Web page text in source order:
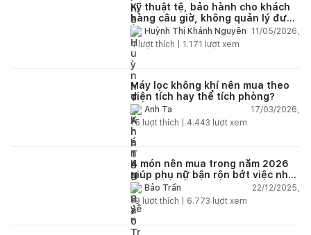
Kỹ thuật tệ, bảo hành cho khách
hàng câu giờ, không quản lý được
nhân viên xây dựng của mình,
điện nhẹ, điện nước, tường quá
kém. Luôn đổ lỗi cho nhân viên.
Bảo hành quá tệ, tôi phải đợi rất
lâu mới dc bảo hành, liên hệ để
được bảo hành thì bơ khách
Huỳnh Thị Khánh Nguyên
11/05/2026,
4lượt thích | 1.171 lượt xem
Máy lọc không khí nên mua theo
diện tích hay thể tích phòng?
Anh Ta
17/03/2026,
15 lượt thích | 4.443 lượt xem
4 món nên mua trong năm 2026
giúp phụ nữ bận rộn bớt việc nhà,
nhẹ đầu mỗi ngày
Bảo Trần
22/12/2025,
19 lượt thích | 6.773 lượt xem